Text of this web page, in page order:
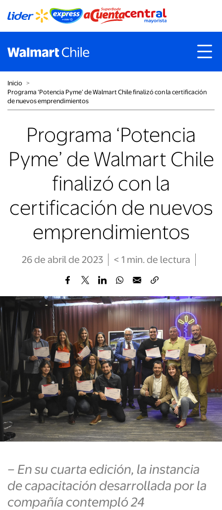
Inicio ˃
Programa ‘Potencia Pyme’ de Walmart Chile finalizó con la certificación
de nuevos emprendimientos
Programa ‘Potencia
Pyme’ de Walmart Chile
finalizó con la
certificación de nuevos
emprendimientos
26 de abril de 2023 < 1 min. de lectura
– En su cuarta edición, la instancia
de capacitación desarrollada por la
compañía contempló 24